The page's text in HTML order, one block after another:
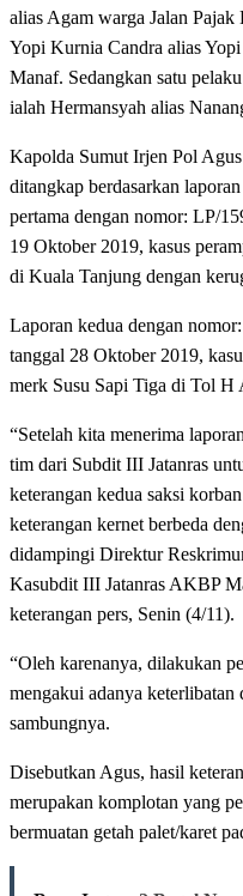
alias Agam warga Jalan
Yopi Kurnia Candra alias
Manaf. Sedangkan satu
ialah Hermansyah alias
Kapolda Sumut Irjen Pol
ditangkap berdasarkan
pertama dengan nomor: LP/
19 Oktober 2019, kasus
di Kuala Tanjung dengan
Laporan kedua dengan
tanggal 28 Oktober 2019,
merk Susu Sapi Tiga di Tol H
“Setelah kita menerima
tim dari Subdit III Jatanras
keterangan kedua saksi
keterangan kernet berbeda
didampingi Direktur
Kasubdit III Jatanras AKBP
keterangan pers, Senin (4/11).
“Oleh karenanya, dilakukan
mengakui adanya keterlibatan
sambungnya.
Disebutkan Agus, hasil
merupakan komplotan yang
bermuatan getah palet/karet